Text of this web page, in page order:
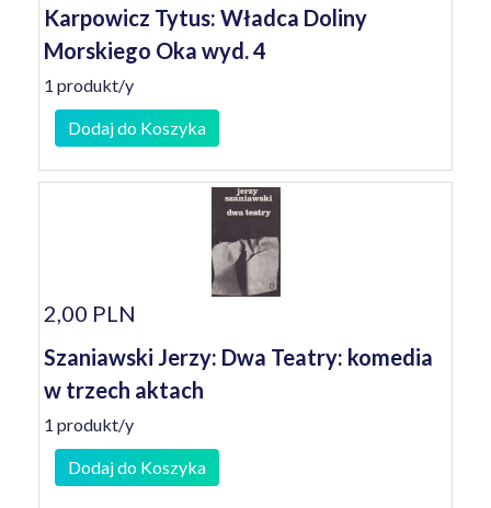
Karpowicz Tytus: Władca Doliny
Morskiego Oka wyd. 4
1 produkt/y
Dodaj do Koszyka
2,00 PLN
Szaniawski Jerzy: Dwa Teatry: komedia
w trzech aktach
1 produkt/y
Dodaj do Koszyka